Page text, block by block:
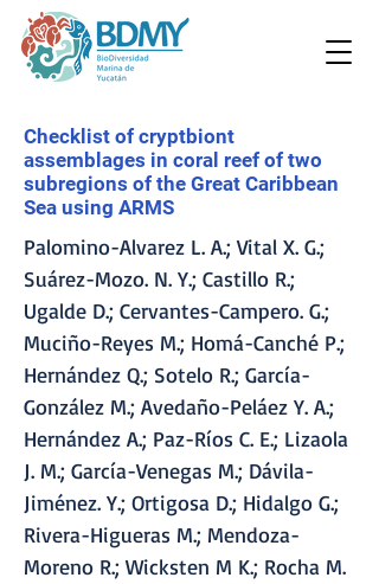
Checklist of cryptbiont
assemblages in coral reef of two
subregions of the Great Caribbean
Sea using ARMS
Palomino-Alvarez L. A.; Vital X. G.;
Suárez-Mozo. N. Y.; Castillo R.;
Ugalde D.; Cervantes-Campero. G.;
Muciño-Reyes M.; Homá-Canché P.;
Hernández Q.; Sotelo R.; García-
González M.; Avedaño-Peláez Y. A.;
Hernández A.; Paz-Ríos C. E.; Lizaola
J. M.; García-Venegas M.; Dávila-
Jiménez. Y.; Ortigosa D.; Hidalgo G.;
Rivera-Higueras M.; Mendoza-
Moreno R.; Wicksten M K.; Rocha M.